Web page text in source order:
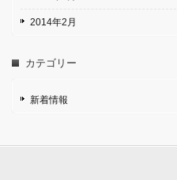
2014年2月
カテゴリー
新着情報